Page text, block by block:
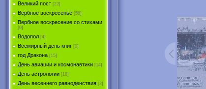
Великий пост [22]
Вербное воскресенье [58]
Вербное воскресение со стихами
[0]
Водопол [4]
Всемирный день книг [0]
год Дракона [15]
День авиации и космонавтики [14]
День астрологии [18]
День весеннего равноденствия [2]